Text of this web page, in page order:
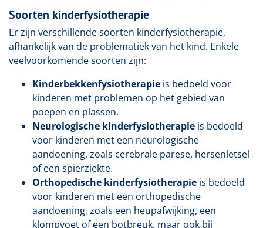
Soorten kinderfysiotherapie
Er zijn verschillende soorten kinderfysiotherapie,
afhankelijk van de problematiek van het kind. Enkele
veelvoorkomende soorten zijn:
Kinderbekkenfysiotherapie is bedoeld voor
kinderen met problemen op het gebied van
poepen en plassen.
Neurologische kinderfysiotherapie is bedoeld
voor kinderen met een neurologische
aandoening, zoals cerebrale parese, hersenletsel
of een spierziekte.
Orthopedische kinderfysiotherapie is bedoeld
voor kinderen met een orthopedische
aandoening, zoals een heupafwijking, een
klompvoet of een botbreuk, maar ook bij